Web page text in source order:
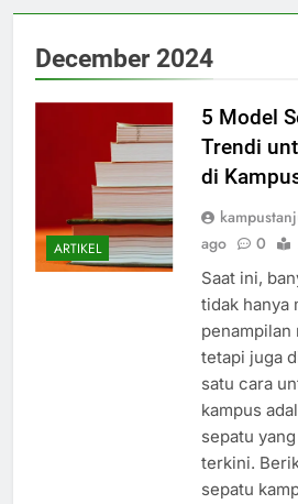
December 2024
ARTIKEL
5 Model
Trendi
di
ago
0
Saat ini,
tidak hanya
penampilan
tetapi juga
satu cara
kampus
sepatu
terkini.
sepatu